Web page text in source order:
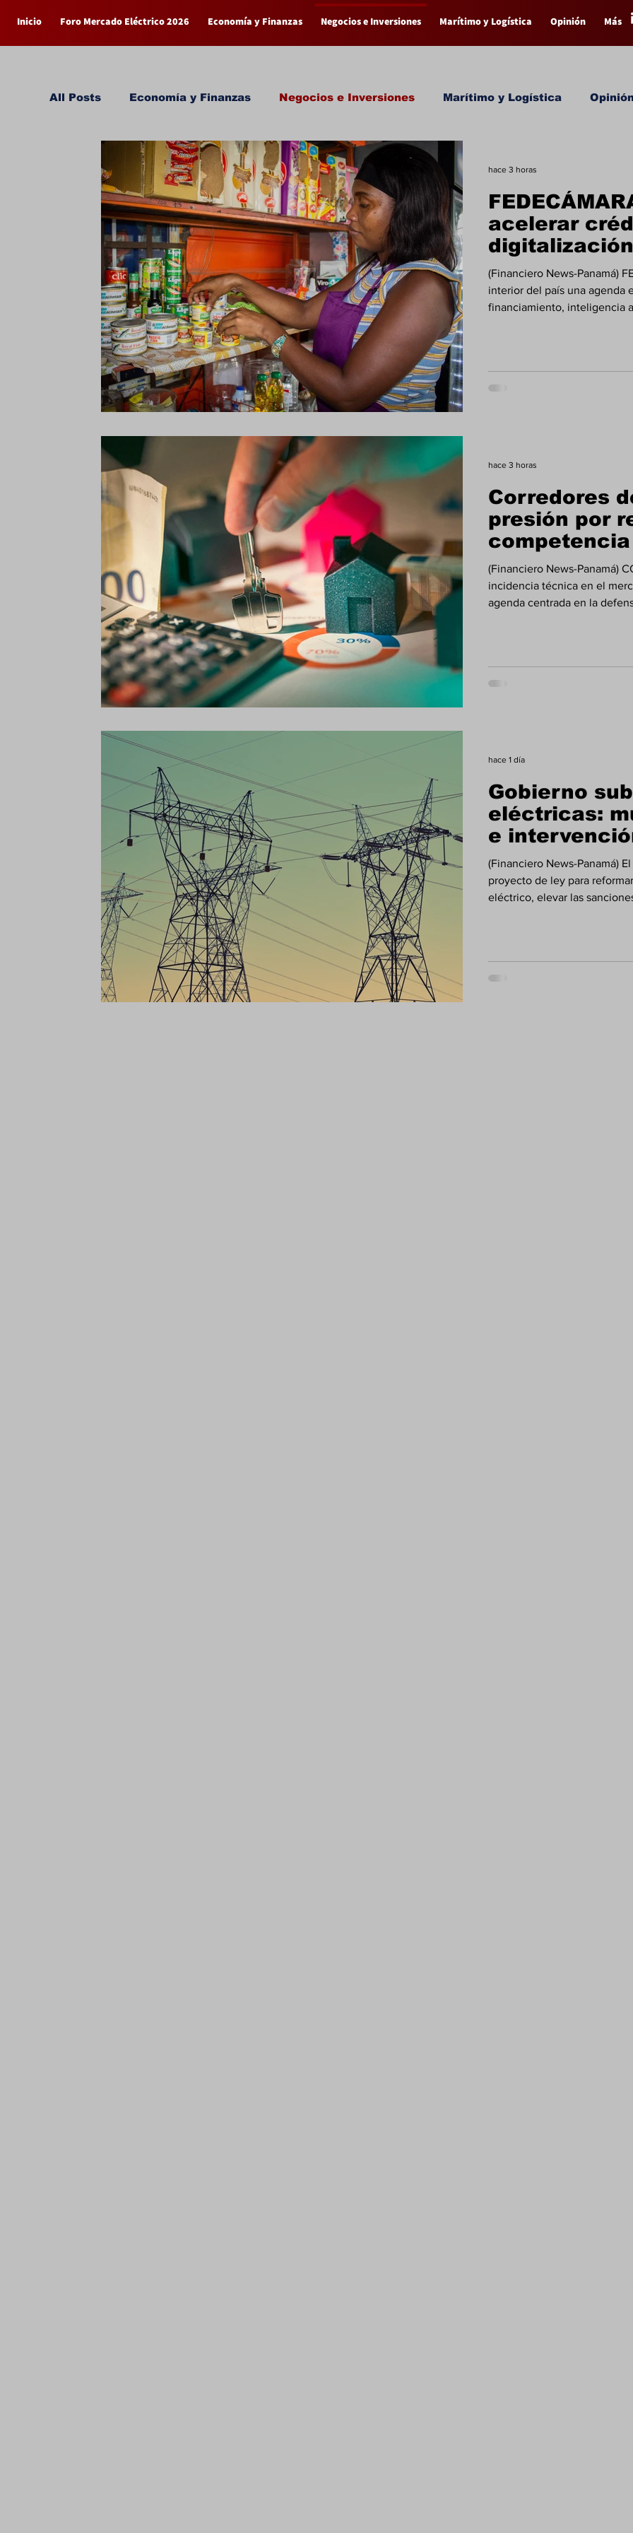
Inicio Foro Mercado Eléctrico 2026 Economía y Finanzas Negocios e Inversiones Marítimo y Logística Opinión Más
All Posts Economía y Finanzas Negocios e Inversiones Marítimo y Logística Opinión
General
acelerar
digitalización
(Financiero News-Panamá)
interior del país una agenda
financiamiento, inteligencia
enfrentan mayores retos
competir en un mercado
hace 3 horas
Corredores
presión por
asegurado
(Financiero News-Panamá)
incidencia técnica en el
agenda centrada en la
la libre competencia y la
Nacional de Asesores
hace 3 horas
Gobierno
eléctricas:
e
(Financiero News-Panamá)
proyecto de ley para
eléctrico, elevar las
reiteradas quejas
interrupciones del servicio,
hace 1 día